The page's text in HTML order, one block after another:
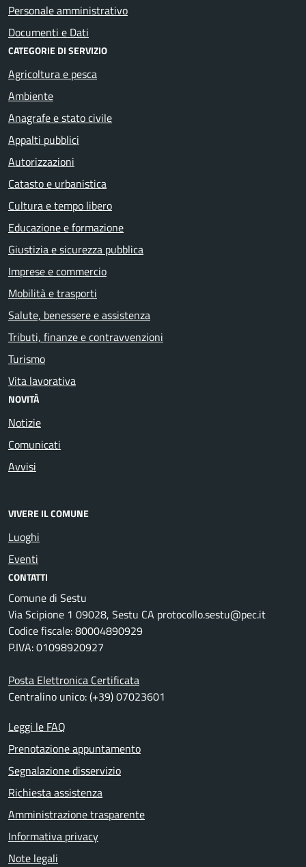
Personale amministrativo
Documenti e Dati
CATEGORIE DI SERVIZIO
Agricoltura e pesca
Ambiente
Anagrafe e stato civile
Appalti pubblici
Autorizzazioni
Catasto e urbanistica
Cultura e tempo libero
Educazione e formazione
Giustizia e sicurezza pubblica
Imprese e commercio
Mobilità e trasporti
Salute, benessere e assistenza
Tributi, finanze e contravvenzioni
Turismo
Vita lavorativa
NOVITÀ
Notizie
Comunicati
Avvisi
VIVERE IL COMUNE
Luoghi
Eventi
CONTATTI
Comune di Sestu
Via Scipione 1 09028, Sestu CA protocollo.sestu@pec.it
Codice fiscale: 80004890929
P.IVA: 01098920927
Posta Elettronica Certificata
Centralino unico: (+39) 07023601
Leggi le FAQ
Prenotazione appuntamento
Segnalazione disservizio
Richiesta assistenza
Amministrazione trasparente
Informativa privacy
Note legali